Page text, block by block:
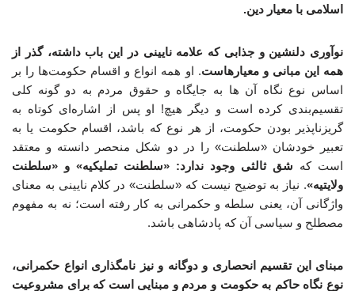
اسلامی با معیار دین.
نوآوری دلنشین و جذابی که علامه نایینی در این باب داشته‌، گذر از
همه این مبانی و معیارهاست. او همه انواع و اقسام حکومت‌ها را بر
اساس نوع نگاه آن ها به جایگاه و حقوق مردم به دو گونه کلی
تقسیم‌بندی کرده است و دیگر هیچ! او پس از اشاره‌ای کوتاه به
گریزناپذیر بودن حکومت، از هر نوع که باشد، اقسام حکومت یا به
تعبیر خودشان «سلطنت» را در دو شکل منحصر دانسته و معتقد
است که شق ثالثی وجود ندارد: «سلطنت تملیکیه» و «سلطنت
ولایتیه». نیاز به توضیح نیست که «سلطنت» در کلام نایینی به معنای
واژگانی آن، یعنی سلطه و حکمرانی به کار رفته است؛ نه به مفهوم
مصطلح و سیاسی آن که پادشاهی باشد.
مبنای این تقسیم انحصاری و دوگانه و نیز نامگذاری انواع حکمرانی،
نوع نگاه حاکم به حکومت و مردم و مبنایی است که برای مشروعیت